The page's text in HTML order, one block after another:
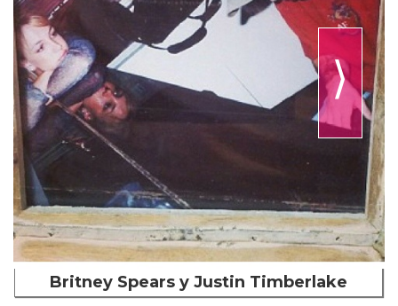
⟩
Britney Spears y Justin Timberlake